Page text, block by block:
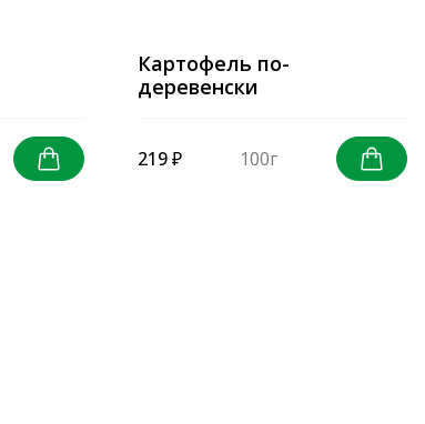
Картофель по-
деревенски
219 ₽ 100г